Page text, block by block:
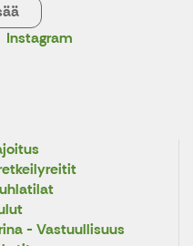
Instagram
- Vastuullisuus